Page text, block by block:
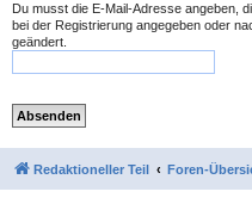
Du musst die E-Mail-Adresse angeben,
bei der Registrierung angegeben oder
geändert.
Redaktioneller Teil Foren-